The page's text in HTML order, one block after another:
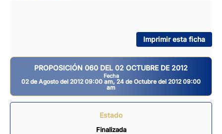
Imprimir esta ficha
PROPOSICIÓN 060 DEL 02 OCTUBRE DE 2012
Fecha
02 de Agosto del 2012 09:00 am, 24 de Octubre del 2012 09:00
am
Estado
Finalizada